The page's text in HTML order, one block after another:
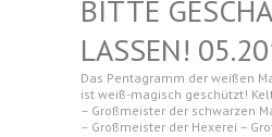
ESCHALTET
Das Pentagramm der weißen
ist weiß-magisch geschützt!
– Großmeister der schwarzen
– Großmeister der Hexerei –